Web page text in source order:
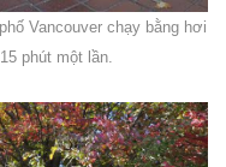
Vancouver chạy bằng hơi
phút một lần.